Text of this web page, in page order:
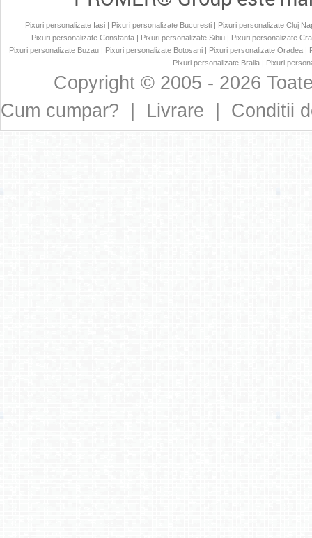
Pixuri personalizate Iasi| Pixuri personalizate Bucuresti| Pixuri personalizate Cluj
Pixuri personalizate Constanta | Pixuri personalizate Sibiu | Pixuri personalizate
Pixuri personalizate Buzau| Pixuri personalizate Botosani| Pixuri personalizate Oradea|
Pixuri personalizate Braila| Pixuri
Copyright © 2005 - 2026
Cum cumpar?
Livrare Conditii